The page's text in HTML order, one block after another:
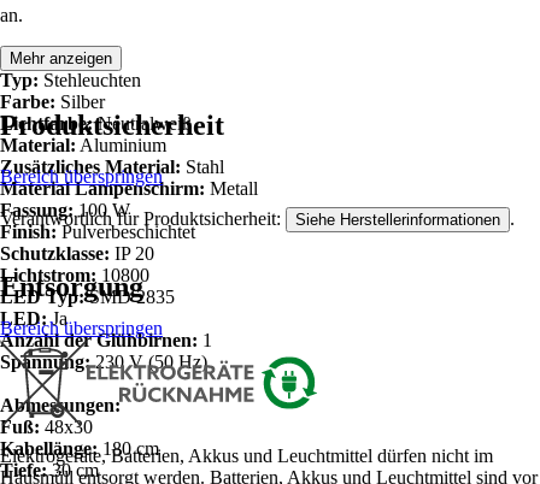
an.
Details:
Typ: Stehleuchten
Farbe: Silber
Lichtfarbe:Neutralweiß
Material: Aluminium
Zusätzliches Material: Stahl
Material Lampenschirm: Metall
Fassung: 100 W
Finish:Pulverbeschichtet
Schutzklasse: IP 20
Lichtstrom: 10800
LED Typ:SMD 2835
LED:Ja
Anzahl der Glühbirnen: 1
Spannung:230 V (50 Hz)
Abmessungen:
Fuß: 48x30
Kabellänge:180 cm
Tiefe:30 cm
Mehr anzeigen
Produktsicherheit
Bereich überspringen
Verantwortlich für Produktsicherheit: Siehe Herstellerinformationen .
Entsorgung
Bereich überspringen
Elektrogeräte, Batterien, Akkus und Leuchtmittel dürfen nicht im
Hausmüll entsorgt werden. Batterien, Akkus und Leuchtmittel sind vor